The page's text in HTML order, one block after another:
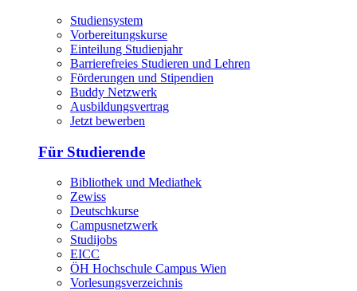
Studiensystem
Vorbereitungskurse
Einteilung Studienjahr
Barrierefreies Studieren und Lehren
Förderungen und Stipendien
Buddy Netzwerk
Ausbildungsvertrag
Jetzt bewerben
Für Studierende
Bibliothek und Mediathek
Zewiss
Deutschkurse
Campusnetzwerk
Studijobs
EICC
ÖH Hochschule Campus Wien
Vorlesungsverzeichnis